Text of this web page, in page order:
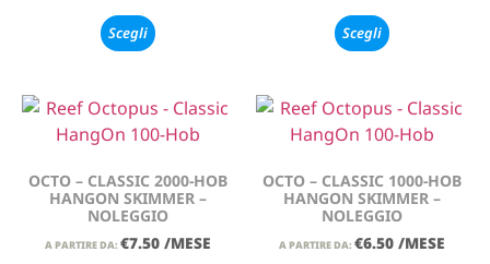
Scegli Scegli
OCTO – CLASSIC 2000-HOB
HANGON SKIMMER –
NOLEGGIO
A PARTIRE DA: €7.50 /MESE
OCTO – CLASSIC 1000-HOB
HANGON SKIMMER –
NOLEGGIO
A PARTIRE DA: €6.50 /MESE